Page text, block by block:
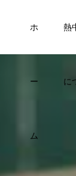
ホ
ー
ム
熱
に